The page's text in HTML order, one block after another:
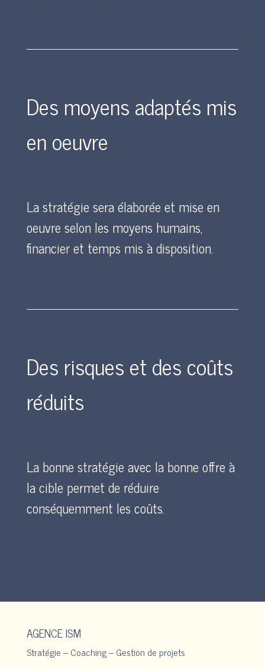
Des moyens adaptés mis
en oeuvre
La stratégie sera élaborée et mise en
oeuvre selon les moyens humains,
financier et temps mis à disposition.
Des risques et des coûts
réduits
La bonne stratégie avec la bonne offre à
la cible permet de réduire
conséquemment les coûts.
AGENCE ISM
Stratégie – Coaching – Gestion de projets